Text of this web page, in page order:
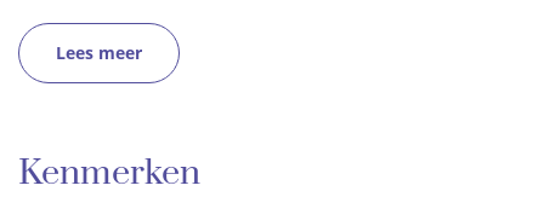
Lees meer
Kenmerken